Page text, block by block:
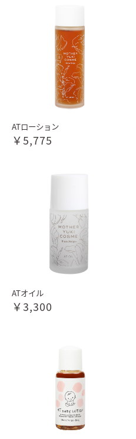
お買い物を続ける
ATローション
￥5,775
ATオイル
￥3,300